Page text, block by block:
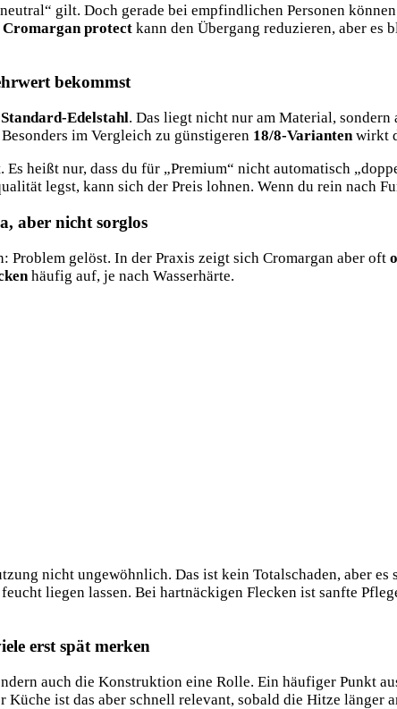
gilt. Doch gerade bei empfindlichen Personen
Cromargan protect kann den Übergang reduzieren, aber es
bekommst
Edelstahl. Das liegt nicht nur am Material, sondern
im Vergleich zu günstigeren 18/8-Variantenwirkt
heißt nur, dass du für „Premium“ nicht automatisch
legst, kann sich der Preis lohnen. Wenn du rein nach
aber nicht sorglos
Problem gelöst. In der Praxis zeigt sich Cromargan aber oft
häufig auf, je nach Wasserhärte.
nicht ungewöhnlich. Das ist kein Totalschaden, aber
liegen lassen. Bei hartnäckigen Flecken ist sanfte
erst spät merken
auch die Konstruktion eine Rolle. Ein häufiger Punkt
Küche ist das aber schnell relevant, sobald die Hitze